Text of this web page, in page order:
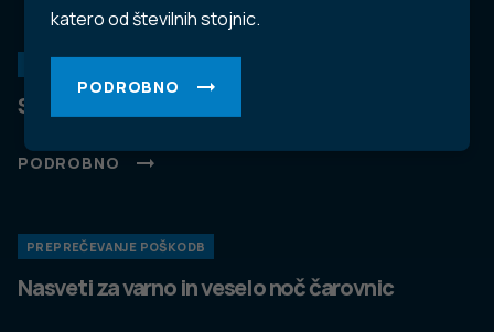
katero od številnih stojnic.
PODROBNO
Spremljanje okužb s SARS-CoV-2 (covid-19)
PODROBNO
PREPREČEVANJE POŠKODB
Nasveti za varno in veselo noč čarovnic